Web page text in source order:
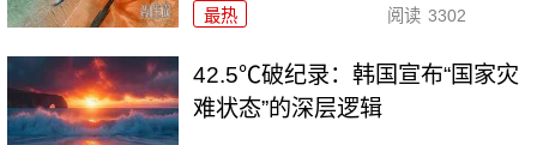
最热 阅读 3302
42.5℃破纪录：韩国宣布“国家灾
难状态”的深层逻辑